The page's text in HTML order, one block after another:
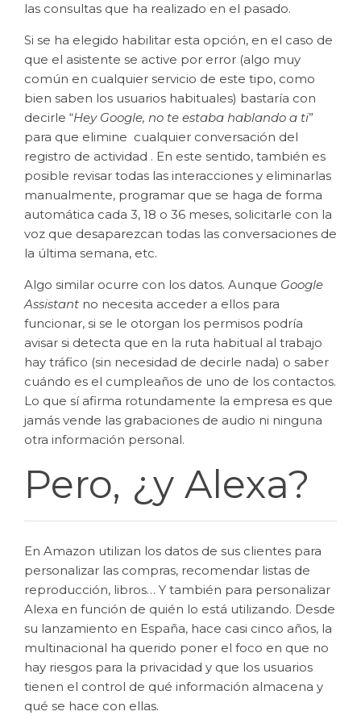
las consultas que ha realizado en el pasado.
Si se ha elegido habilitar esta opción, en el caso de
que el asistente se active por error (algo muy
común en cualquier servicio de este tipo, como
bien saben los usuarios habituales) bastaría con
decirle “Hey Google, no te estaba hablando a ti”
para que elimine cualquier conversación del
registro de actividad . En este sentido, también es
posible revisar todas las interacciones y eliminarlas
manualmente, programar que se haga de forma
automática cada 3, 18 o 36 meses, solicitarle con la
voz que desaparezcan todas las conversaciones de
la última semana, etc.
Algo similar ocurre con los datos. Aunque Google
Assistant no necesita acceder a ellos para
funcionar, si se le otorgan los permisos podría
avisar si detecta que en la ruta habitual al trabajo
hay tráfico (sin necesidad de decirle nada) o saber
cuándo es el cumpleaños de uno de los contactos.
Lo que sí afirma rotundamente la empresa es que
jamás vende las grabaciones de audio ni ninguna
otra información personal.
Pero, ¿y Alexa?
En Amazon utilizan los datos de sus clientes para
personalizar las compras, recomendar listas de
reproducción, libros… Y también para personalizar
Alexa en función de quién lo está utilizando. Desde
su lanzamiento en España, hace casi cinco años, la
multinacional ha querido poner el foco en que no
hay riesgos para la privacidad y que los usuarios
tienen el control de qué información almacena y
qué se hace con ellas.